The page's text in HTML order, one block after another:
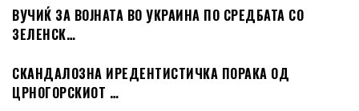
ВУЧИЌ ЗА ВОЈНАТА ВО УКРАИНА ПО СРЕДБАТА СО
ЗЕЛЕНСК…
СКАНДАЛОЗНА ИРЕДЕНТИСТИЧКА ПОРАКА ОД
ЦРНОГОРСКИОТ …